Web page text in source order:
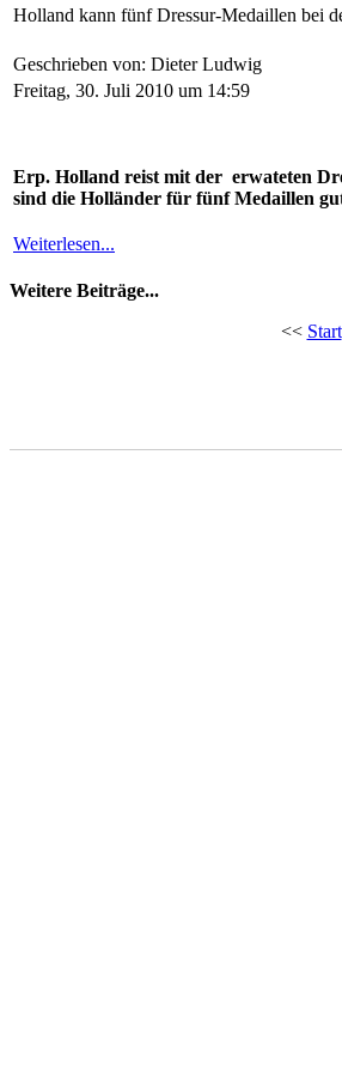
Holland kann fünf Dressur-Medaillen bei
Geschrieben von: Dieter Ludwig
Freitag, 30. Juli 2010 um 14:59
Erp. Holland reist mit der erwateten
sind die Holländer für fünf Medaillen
Weiterlesen...
Weitere Beiträge...
<< Start